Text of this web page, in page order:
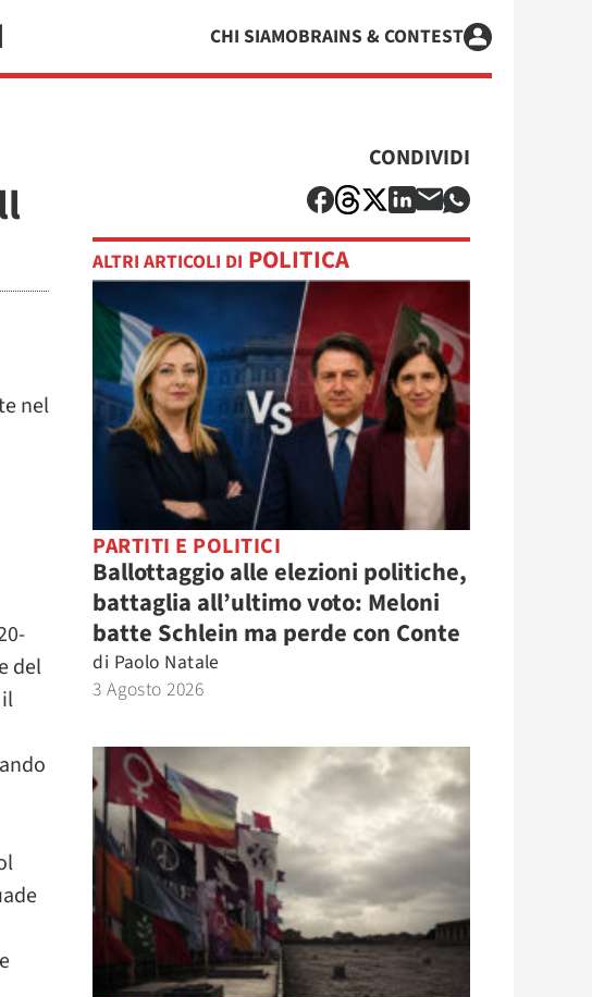
CHI SIAMOBRAINS & CONTEST
nel
del
CONDIVIDI
ALTRI ARTICOLI DI POLITICA
PARTITI E POLITICI
Ballottaggio alle elezioni politiche,
battaglia all’ultimo voto: Meloni
batte Schlein ma perde con Conte
di Paolo Natale
3 Agosto 2026